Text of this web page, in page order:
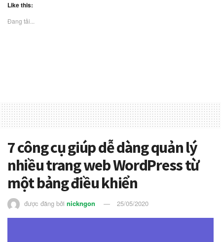
Like this:
Đang tải...
7 công cụ giúp dễ dàng quản lý
nhiều trang web WordPress từ
một bảng điều khiển
được đăng bởi nickngon 25/05/2020